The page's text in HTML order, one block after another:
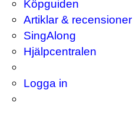
Köpguiden
Artiklar & recensioner
SingAlong
Hjälpcentralen
Logga in